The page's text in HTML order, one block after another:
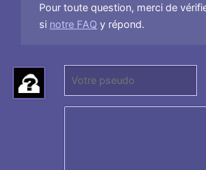
Pour toute question, merci de
si notre FAQ y répond.